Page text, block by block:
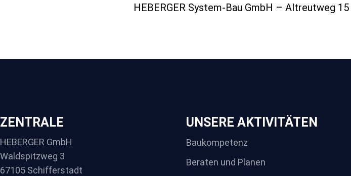
HEBERGER System-Bau GmbH – Altreutweg
ZENTRALE
HEBERGER GmbH
Waldspitzweg 3
67105 Schifferstadt
UNSERE AKTIVITÄTEN
Baukompetenz
Beraten und Planen